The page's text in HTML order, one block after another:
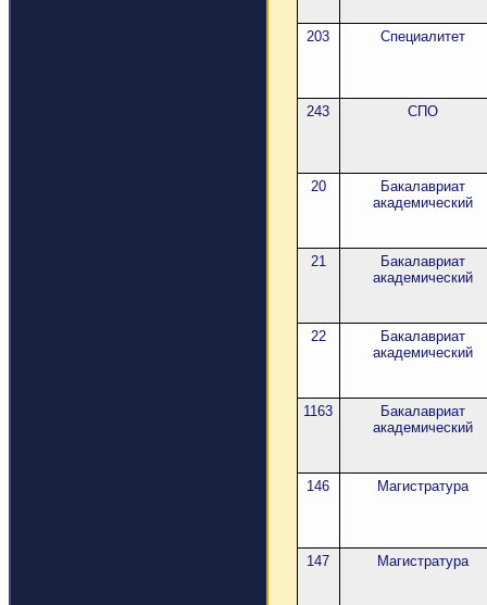
203 Специалитет
243 СПО
20
Бакалавриат
академический
21
Бакалавриат
академический
22
Бакалавриат
академический
1163
Бакалавриат
академический
146 Магистратура
147 Магистратура